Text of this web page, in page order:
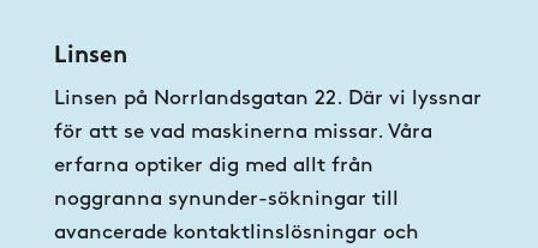
Linsen
Linsen på Norrlandsgatan 22. Där vi lyssnar
för att se vad maskinerna missar. Våra
erfarna optiker dig med allt från
noggranna synunder-sökningar till
avancerade kontaktlinslösningar och